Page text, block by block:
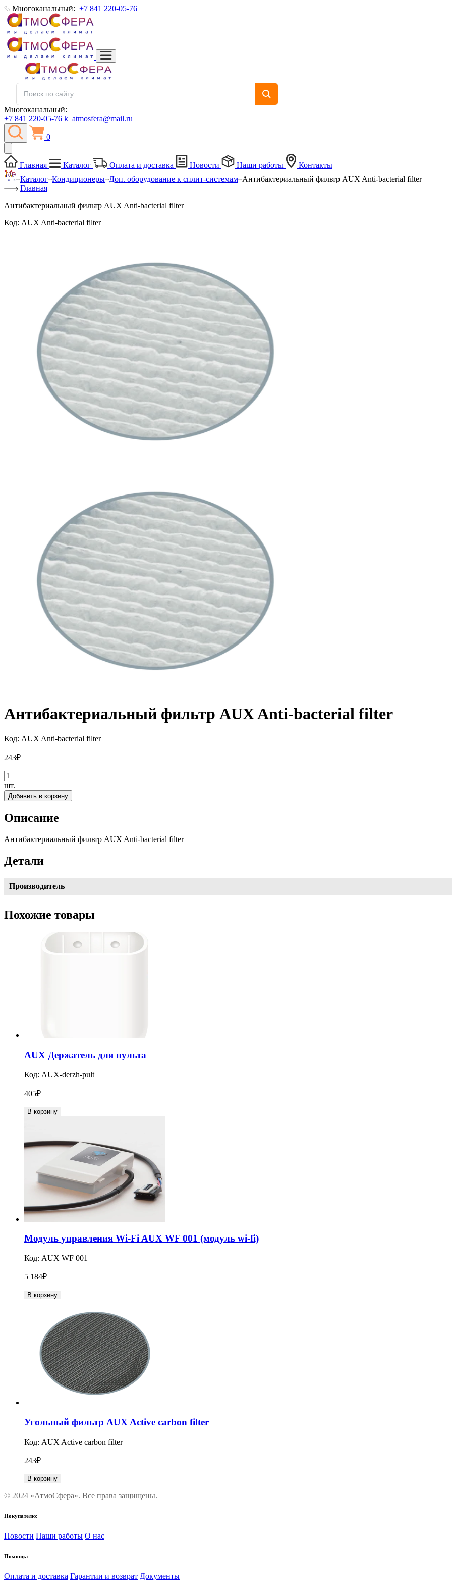
Многоканальный: +7 841 220-05-76
Многоканальный:
+7 841 220-05-76 k_atmosfera@mail.ru
0
Главная Каталог Оплата и доставка Новости Наши работы
Контакты
Каталог Кондиционеры Доп. оборудование к сплит-системам Антибактериальный фильтр AUX Anti-bacterial filter
Главная
Антибактериальный фильтр AUX Anti-bacterial filter
Код: AUX Anti-bacterial filter
Антибактериальный фильтр AUX Anti-bacterial filter
Код: AUX Anti-bacterial filter
243₽
шт.
Добавить в корзину
Описание
Антибактериальный фильтр AUX Anti-bacterial filter
Детали
Производитель
Похожие товары
AUX Держатель для пульта
Код: AUX-derzh-pult
405₽
В корзину
Модуль управления Wi-Fi AUX WF 001 (модуль wi-fi)
Код: AUX WF 001
5 184₽
В корзину
Угольный фильтр AUX Active carbon filter
Код: AUX Active carbon filter
243₽
В корзину
© 2024 «АтмоСфера». Все права защищены.
Покупателю:
Новости Наши работы О нас
Помощь:
Оплата и доставка Гарантии и возврат Документы